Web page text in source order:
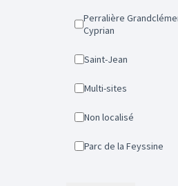
Perralière Grandclément
Cyprian
Saint-Jean
Multi-sites
Non localisé
Parc de la Feyssine